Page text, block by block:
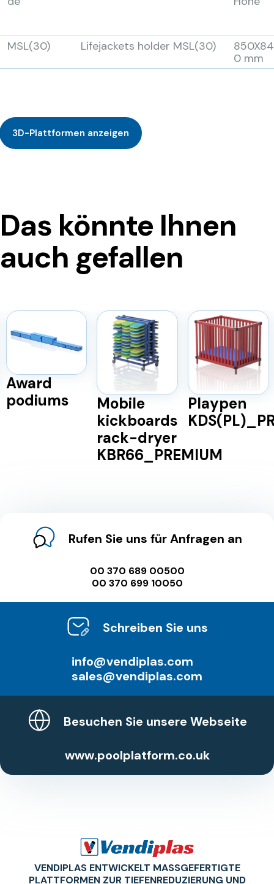
MSL(30) Lifejackets holder MSL(30)
0 mm
3D-Plattformen anzeigen
Das könnte Ihnen
auch gefallen
Award
podiums
Mobile
kickboards
rack-dryer
KBR66_PREMIUM
Playpen
Rufen Sie uns für Anfragen an
00 370 689 00500
00 370 699 10050
Schreiben Sie uns
info@vendiplas.com
sales@vendiplas.com
Besuchen Sie unsere Webseite
www.poolplatform.co.uk
VENDIPLAS ENTWICKELT MASSGEFERTIGTE P
LATTFORMEN ZUR TIEFENREDUZIERUNG UND P